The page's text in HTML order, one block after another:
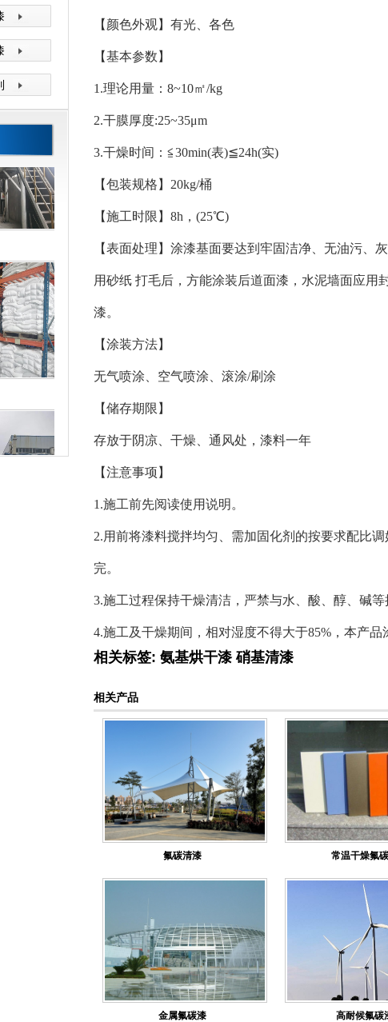
【颜色外观】有光、各色
【基本参数】
1.理论用量：8~10㎡/kg
2.干膜厚度:25~35μm
3.干燥时间：≦30min(表)≦24h(实)
【包装规格】20kg/桶
【施工时限】8h，(25℃)
【表面处理】涂漆基面要达到牢固洁净、无油污、
用砂纸 打毛后，方能涂装后道面漆，水泥墙面应
漆。
【涂装方法】
无气喷涂、空气喷涂、滚涂/刷涂
【储存期限】
存放于阴凉、干燥、通风处，漆料一年
【注意事项】
1.施工前先阅读使用说明。
2.用前将漆料搅拌均匀、需加固化剂的按要求配比
完。
3.施工过程保持干燥清洁，严禁与水、酸、醇、碱
4.施工及干燥期间，相对湿度不得大于85%，本产品
相关标签: 氨基烘干漆 硝基清漆
相关产品
氟碳清漆 常温干燥氟
金属氟碳漆 高耐候氟碳